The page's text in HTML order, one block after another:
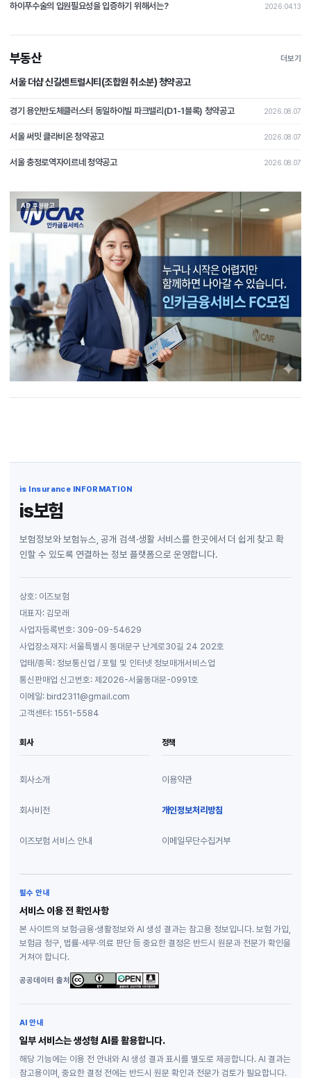
하이푸수술의 입원필요성을 입증하기 위해서는? 2026.04.13
부동산 더보기
서울 더샵 신길센트럴시티(조합원 취소분) 청약공고
경기 용인반도체클러스터 동일하이빌 파크밸리(D1-1블록) 청약공고 2026.08.07
서울 써밋 클라비온 청약공고 2026.08.07
서울 충정로역자이르네 청약공고 2026.08.07
AD 후원광고
is Insurance INFORMATION
is보험
보험정보와 보험뉴스, 공개 검색·생활 서비스를 한곳에서 더 쉽게 찾고 확
인할 수 있도록 연결하는 정보 플랫폼으로 운영합니다.
상호: 이즈보험
대표자: 김모래
사업자등록번호: 309-09-54629
사업장소재지: 서울특별시 동대문구 난계로30길 24 202호
업태/종목: 정보통신업 / 포털 및 인터넷 정보매개서비스업
통신판매업 신고번호: 제2026-서울동대문-0991호
이메일: bird2311@gmail.com
고객센터: 1551-5584
회사
회사소개
회사비전
이즈보험 서비스 안내
정책
이용약관
개인정보처리방침
이메일무단수집거부
필수 안내
서비스 이용 전 확인사항
본 사이트의 보험·금융·생활정보와 AI 생성 결과는 참고용 정보입니다. 보험 가입,
보험금 청구, 법률·세무·의료 판단 등 중요한 결정은 반드시 원문과 전문가 확인을
거쳐야 합니다.
공공데이터 출처
AI 안내
일부 서비스는 생성형 AI를 활용합니다.
해당 기능에는 이용 전 안내와 AI 생성 결과 표시를 별도로 제공합니다. AI 결과는
참고용이며, 중요한 결정 전에는 반드시 원문 확인과 전문가 검토가 필요합니다.